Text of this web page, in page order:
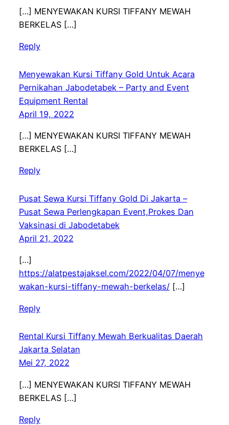
[…] MENYEWAKAN KURSI TIFFANY MEWAH
BERKELAS […]
Reply
Menyewakan Kursi Tiffany Gold Untuk Acara
Pernikahan Jabodetabek – Party and Event
Equipment Rental
April 19, 2022
[…] MENYEWAKAN KURSI TIFFANY MEWAH
BERKELAS […]
Reply
Pusat Sewa Kursi Tiffany Gold Di Jakarta –
Pusat Sewa Perlengkapan Event,Prokes Dan
Vaksinasi di Jabodetabek
April 21, 2022
[…]
https://alatpestajaksel.com/2022/04/07/menye
wakan-kursi-tiffany-mewah-berkelas/[…]
Reply
Rental Kursi Tiffany Mewah Berkualitas Daerah
Jakarta Selatan
Mei 27, 2022
[…] MENYEWAKAN KURSI TIFFANY MEWAH
BERKELAS […]
Reply